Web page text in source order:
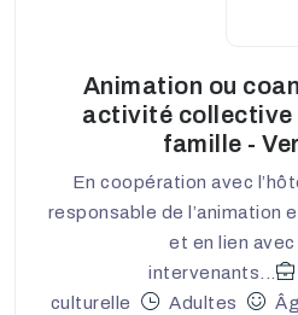
Animation ou
activité collective
famille -
En coopération avec
responsable de l’animation
et en lien avec
intervenants...
culturelle
Adultes